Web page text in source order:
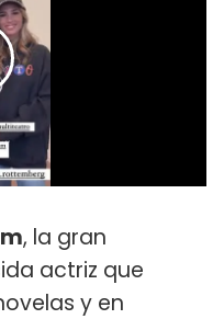
, la gran
actriz que
y en